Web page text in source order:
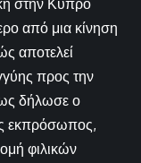
στην Κύπρο
από μια κίνηση
αποτελεί
προς την
δήλωσε ο
εκπρόσωπος,
φιλικών